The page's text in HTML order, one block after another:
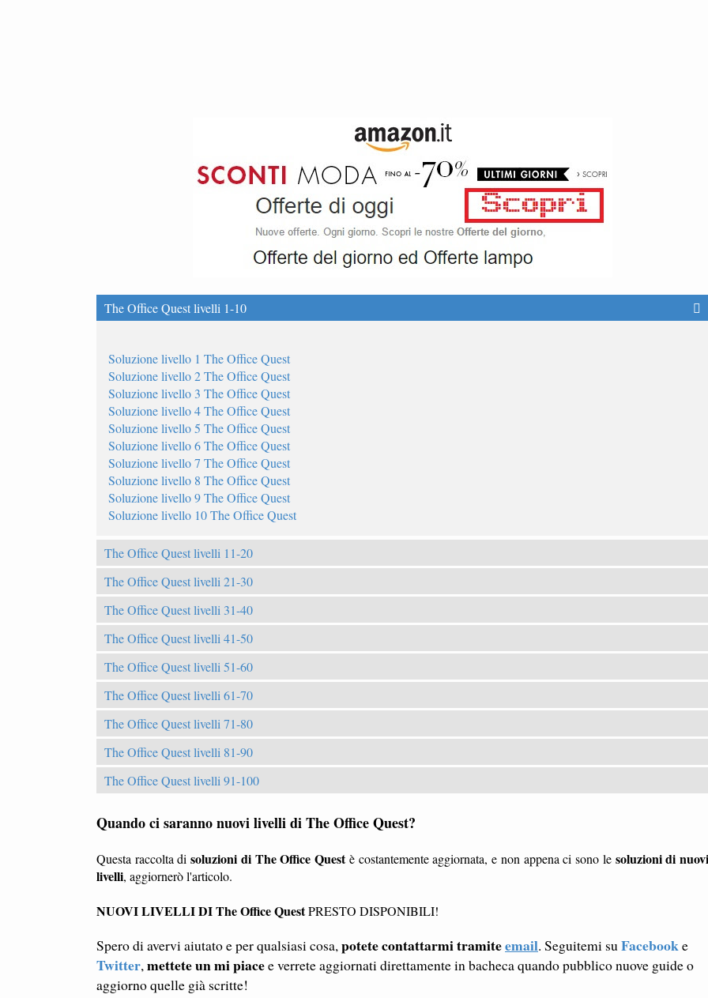
The Office Quest livelli 1-10
Soluzione livello 1 The Office Quest
Soluzione livello 2 The Office Quest
Soluzione livello 3 The Office Quest
Soluzione livello 4 The Office Quest
Soluzione livello 5 The Office Quest
Soluzione livello 6 The Office Quest
Soluzione livello 7 The Office Quest
Soluzione livello 8 The Office Quest
Soluzione livello 9 The Office Quest
Soluzione livello 10 The Office Quest
The Office Quest livelli 11-20
The Office Quest livelli 21-30
The Office Quest livelli 31-40
The Office Quest livelli 41-50
The Office Quest livelli 51-60
The Office Quest livelli 61-70
The Office Quest livelli 71-80
The Office Quest livelli 81-90
The Office Quest livelli 91-100
Quando ci saranno nuovi livelli di The Office Quest?
Questa raccolta disoluzioni di The Office Questè costantemente aggiornata, e non appena ci sono le soluzioni di
livelli, aggiornerò l'articolo.
NUOVI LIVELLI DI The Office QuestPRESTO DISPONIBILI!
Spero di avervi aiutato e per qualsiasi cosa, potete contattarmi tramiteemail. Seguitemi su Facebooke
Twitter, mettete un mi piacee verrete aggiornati direttamente in bacheca quando pubblico nuove guide o
aggiorno quelle già scritte!